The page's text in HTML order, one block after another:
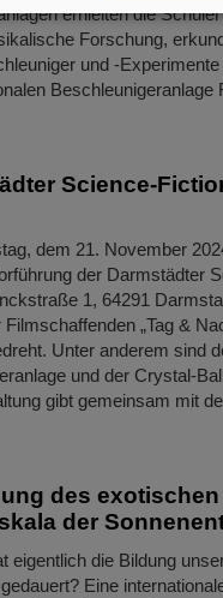
erhielten die
Forschung,
und -
Beschleunigeranlage
Science-
dem 21. November
der Darmstädter
1, 64291
„Tag &
Unter anderem sind
und der Crystal-
gibt gemeinsam mit
des
der
eigentlich die Bildung
Eine